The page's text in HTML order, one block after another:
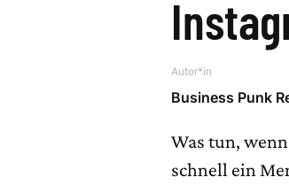
Autor*in
Business Punk
Was tun,
schnell ein